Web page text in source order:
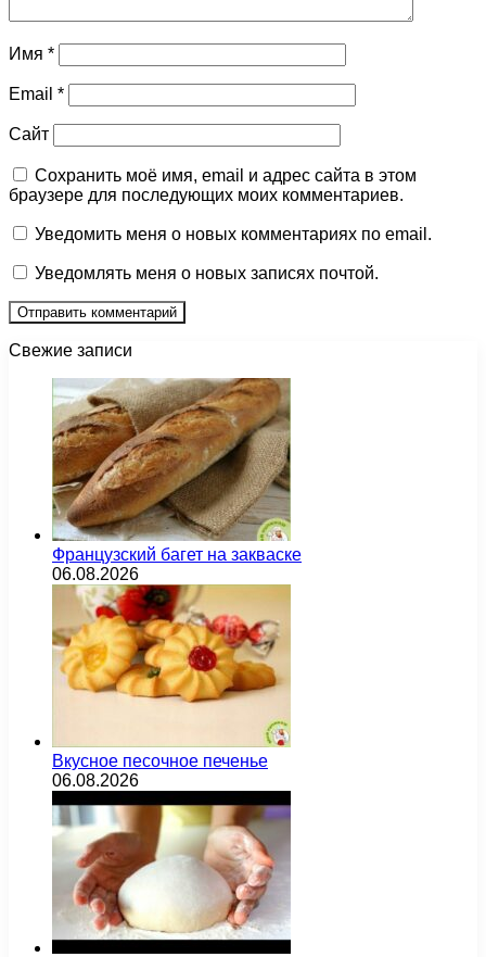
Имя *
Email *
Сайт
Сохранить моё имя, email и адрес сайта в этом
браузере для последующих моих комментариев.
Уведомить меня о новых комментариях по email.
Уведомлять меня о новых записях почтой.
Свежие записи
Французский багет на закваске
06.08.2026
Вкусное песочное печенье
06.08.2026